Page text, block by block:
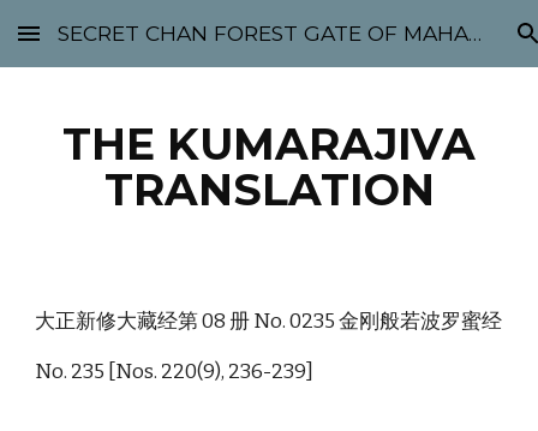
Skip to main content Skip to navigation
SECRET CHAN FOREST GATE OF MAHABODHI - SUNYATA 机禅林门 大菩提太虚
THE KUMARAJIVA
TRANSLATION
大正新修大藏经第 08 册 No. 0235 金刚般若波罗蜜经
No. 235 [Nos. 220(9), 236-239]